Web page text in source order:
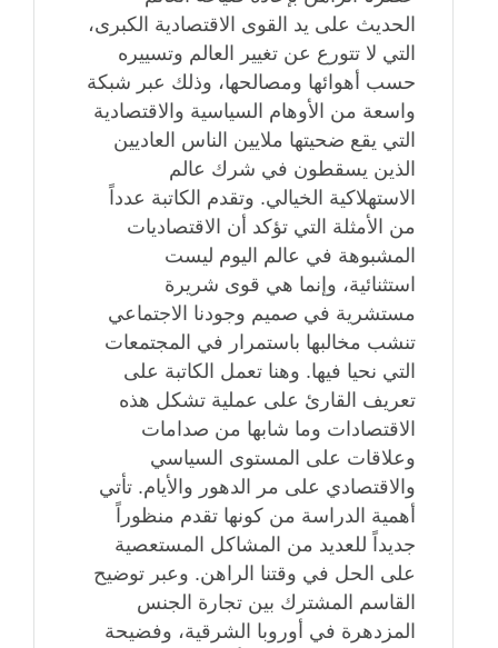
الحديث على يد القوى الاقتصادية الكبرى،
التي لا تتورع عن تغيير العالم وتسييره
حسب أهوائها ومصالحها، وذلك عبر شبكة
واسعة من الأوهام السياسية والاقتصادية
التي يقع ضحيتها ملايين الناس العاديين
الذين يسقطون في شرك عالم
الاستهلاكية الخيالي. وتقدم الكاتبة عدداً
من الأمثلة التي تؤكد أن الاقتصاديات
المشبوهة في عالم اليوم ليست
استثنائية، وإنما هي قوى شريرة
مستشرية في صميم وجودنا الاجتماعي
تنشب مخالبها باستمرار في المجتمعات
التي نحيا فيها. وهنا تعمل الكاتبة على
تعريف القارئ على عملية تشكل هذه
الاقتصادات وما شابها من صدامات
وعلاقات على المستوى السياسي
والاقتصادي على مر الدهور والأيام. تأتي
أهمية الدراسة من كونها تقدم منظوراً
جديداً للعديد من المشاكل المستعصية
على الحل في وقتنا الراهن. وعبر توضيح
القاسم المشترك بين تجارة الجنس
المزدهرة في أوروبا الشرقية، وفضيحة